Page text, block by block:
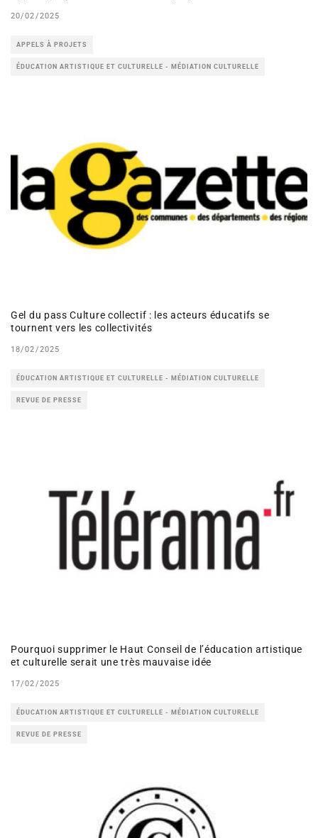
20/02/2025
APPELS À PROJETS
ÉDUCATION ARTISTIQUE ET CULTURELLE - MÉDIATION CULTURELLE
Gel du pass Culture collectif : les acteurs éducatifs se
tournent vers les collectivités
18/02/2025
ÉDUCATION ARTISTIQUE ET CULTURELLE - MÉDIATION CULTURELLE
REVUE DE PRESSE
Pourquoi supprimer le Haut Conseil de l’éducation artistique
et culturelle serait une très mauvaise idée
17/02/2025
ÉDUCATION ARTISTIQUE ET CULTURELLE - MÉDIATION CULTURELLE
REVUE DE PRESSE